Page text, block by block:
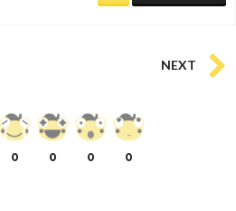
NEXT
0 0 0 0